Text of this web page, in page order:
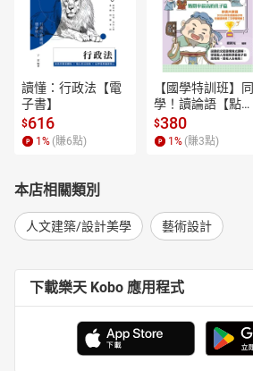
讀懂：行政法【電
子書】
$616
1 % (賺6點)
【國學特訓班】同
學！讀論語【點閱
率最高的孔子篇】
逗趣的文配圖情境
式講解，學習聖人
$380
1 % (賺3點)
本店相關類別
人文建築/設計美學 藝術設計
下載樂天 Kobo 應用程式